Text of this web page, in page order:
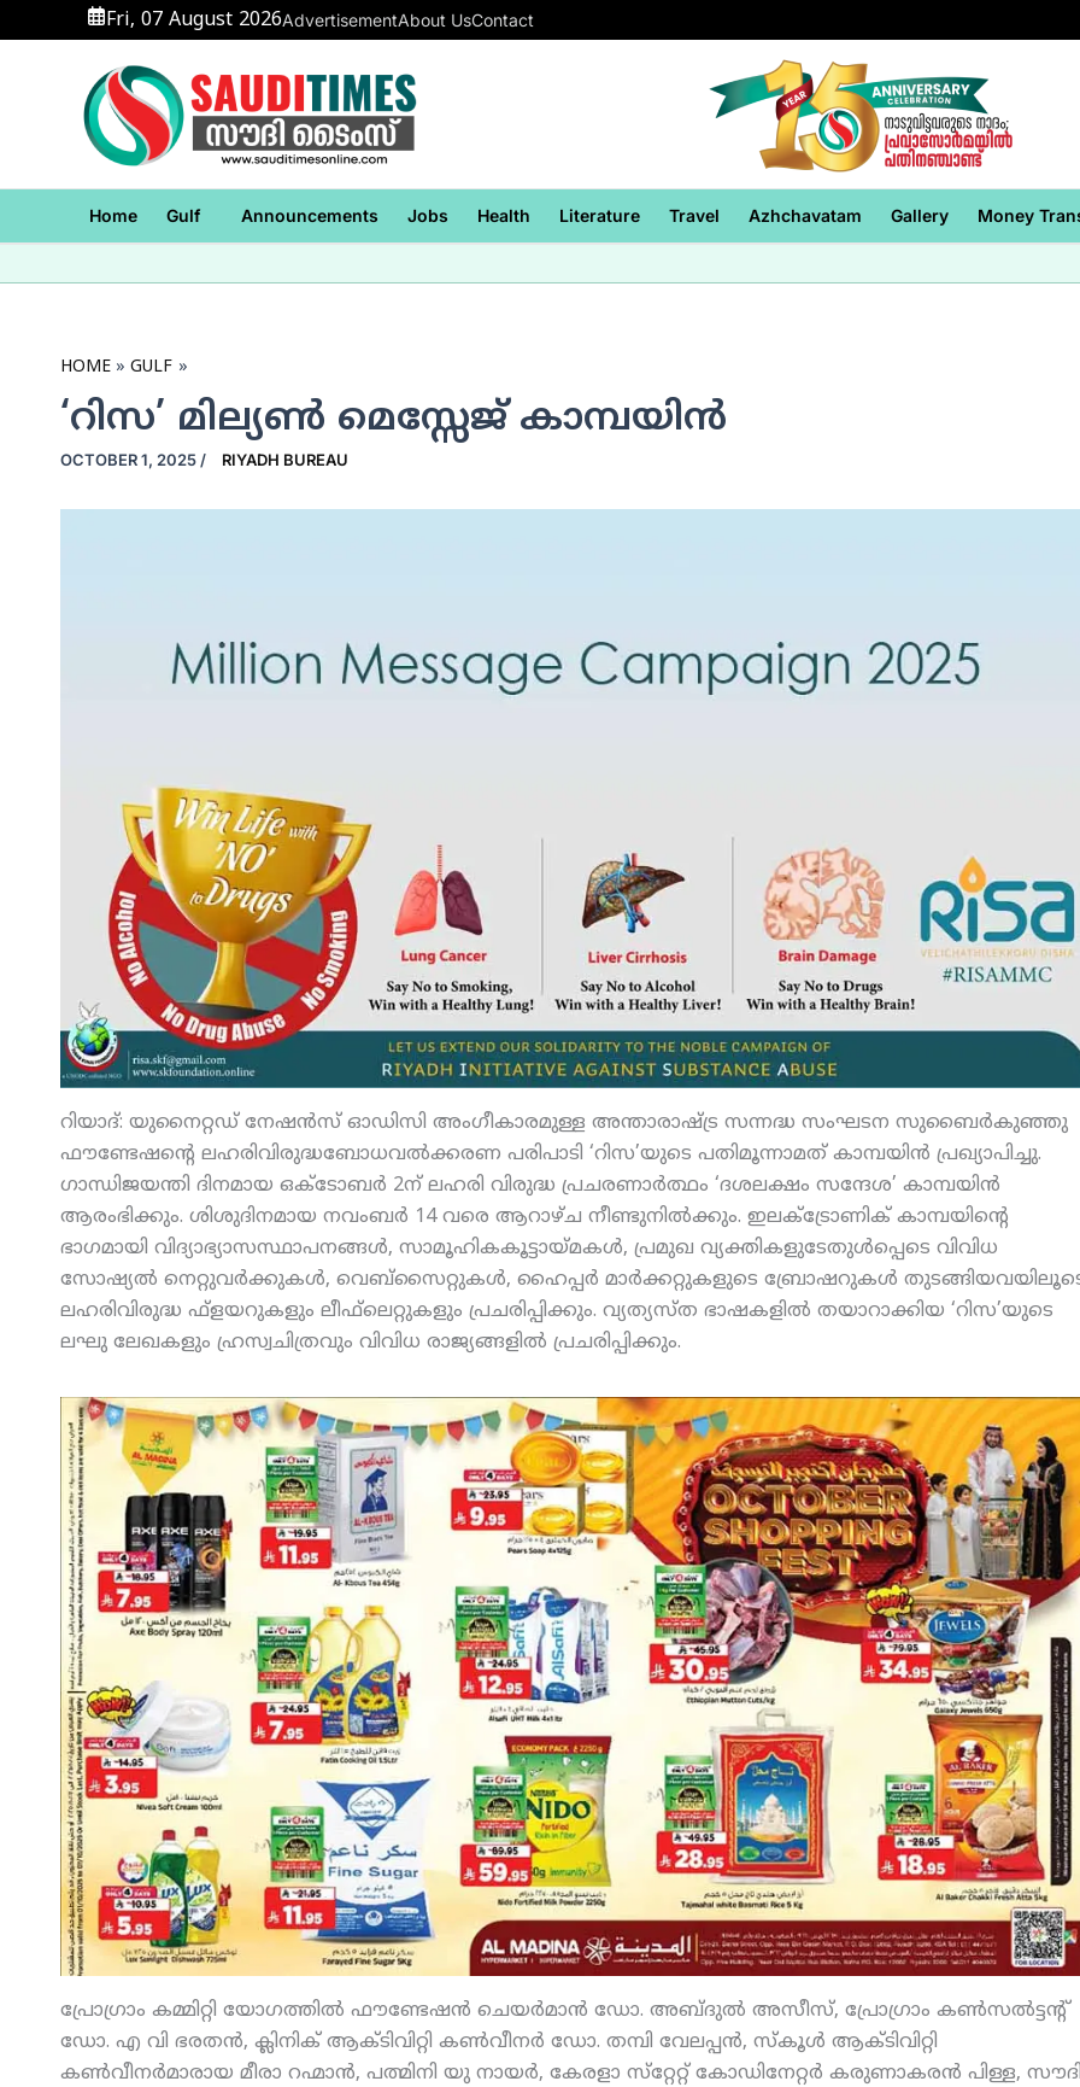
to
Fri, 07 August 2026AdvertisementAbout UsContact
Home Gulf Announcements Jobs Health Literature Travel Azhchavatam Gallery Money
HOME GULF
‘റിസ’ മില്യണ്‍ മെസ്സേജ് കാമ്പയിന്‍
OCTOBER 1, 2025 / RIYADH BUREAU
റിയാദ്: യുനൈറ്റഡ് നേഷന്‍സ് ഓഡിസി അംഗീകാരമുള്ള അന്താരാഷ്ട്ര സന്നദ്ധ സംഘടന സുബൈര്‍കുഞ്ഞു
ഫൗണ്ടേഷന്റെ ലഹരിവിരുദ്ധബോധവല്‍ക്കരണ പരിപാടി ‘റിസ’യുടെ പതിമൂന്നാമത് കാമ്പയിന്‍ പ്രഖ്യാപിച്ചു.
ഗാന്ധിജയന്തി ദിനമായ ഒക്ടോബര്‍ 2ന് ലഹരി വിരുദ്ധ പ്രചരണാര്‍ത്ഥം ‘ദശലക്ഷം സന്ദേശ’ കാമ്പയിന്‍
ആരംഭിക്കും. ശിശുദിനമായ നവംബര്‍ 14 വരെ ആറാഴ്ച നീണ്ടുനില്‍ക്കും. ഇലക്ട്രോണിക് കാമ്പയിന്റെ
ഭാഗമായി വിദ്യാഭ്യാസസ്ഥാപനങ്ങള്‍, സാമൂഹികകൂട്ടായ്മകള്‍, പ്രമുഖ വ്യക്തികളുടേതുള്‍പ്പെടെ വിവിധ
സോഷ്യല്‍ നെറ്റുവര്‍ക്കുകള്‍, വെബ്‌സൈറ്റുകള്‍, ഹൈപ്പര്‍ മാര്‍ക്കറ്റുകളുടെ ബ്രോഷറുകള്‍
ലഹരിവിരുദ്ധ ഫ്‌ളയറുകളും ലീഫ്‌ലെറ്റുകളും പ്രചരിപ്പിക്കും. വ്യത്യസ്ത ഭാഷകളില്‍ തയാറാക്കിയ ‘റിസ’യുടെ
ലഘു ലേഖകളും ഹ്രസ്വചിത്രവും വിവിധ രാജ്യങ്ങളില്‍ പ്രചരിപ്പിക്കും.
പ്രോഗ്രാം കമ്മിറ്റി യോഗത്തില്‍ ഫൗണ്ടേഷന്‍ ചെയര്‍മാന്‍ ഡോ. അബ്ദുല്‍ അസീസ്, പ്രോഗ്രാം കണ്‍സല്‍ട്ടന്റ്
ഡോ. എ വി ഭരതന്‍, ക്ലിനിക് ആക്ടിവിറ്റി കണ്‍വീനര്‍ ഡോ. തമ്പി വേലപ്പന്‍, സ്‌കൂള്‍ ആക്ടിവിറ്റി
കണ്‍വീനര്‍മാരായ മീരാ റഹ്മാന്‍, പത്മിനി യു നായര്‍, കേരളാ സ്‌റ്റേറ്റ് കോഡിനേറ്റര്‍ കരുണാകരന്‍ പിള്ള, സൗദി